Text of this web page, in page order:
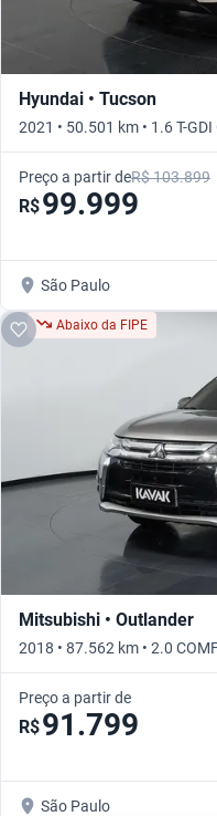
Hyundai • Tucson
2021 • 50.501 km • 1.6 T-
Preço a partir deR$ 103.899
R$99.999
São Paulo
Abaixo da FIPE
Mitsubishi • Outlander
2018 • 87.562 km • 2.0
Preço a partir de
R$91.799
São Paulo